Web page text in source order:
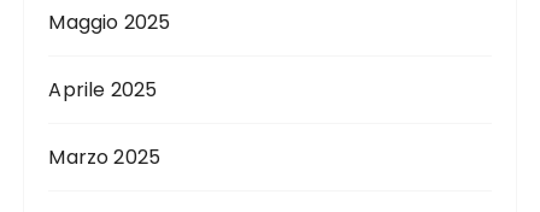
Maggio 2025
Aprile 2025
Marzo 2025